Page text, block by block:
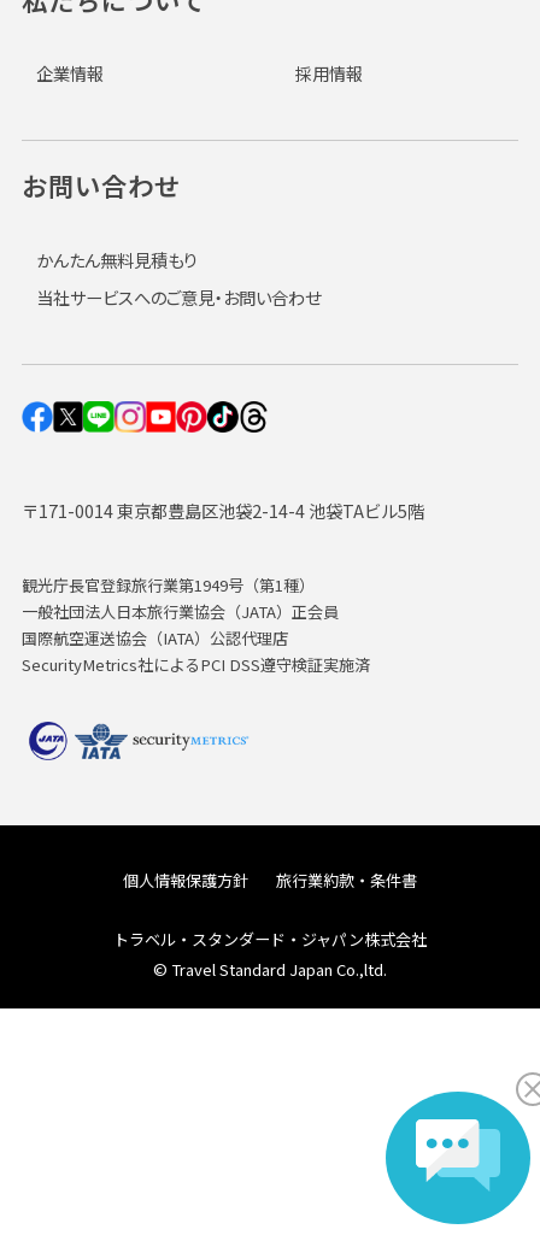
〒171-0014 東京都豊島区池袋2-14-4 池袋TAビル5階
観光庁長官登録旅行業第1949号（第1種）
一般社団法人日本旅行業協会（JATA）正会員
国際航空運送協会（IATA）公認代理店
SecurityMetrics社によるPCI DSS遵守検証実施済
企業情報 採用情報
お問い合わせ
かんたん無料見積もり
当社サービスへのご意見・お問い合わせ
個人情報保護方針 旅行業約款・条件書
トラベル・スタンダード・ジャパン株式会社
© Travel Standard Japan Co.,ltd.